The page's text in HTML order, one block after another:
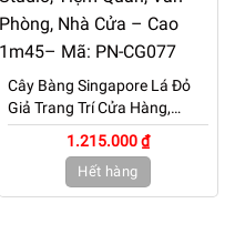
Cây Bàng Singapore Lá Đỏ
Giả Trang Trí Cửa Hàng,
Studio, Tiệm Quán, Văn
Phòng, Nhà Cửa – Cao
1m45– Mã: PN-CG077
1.215.000 ₫
Hết hàng